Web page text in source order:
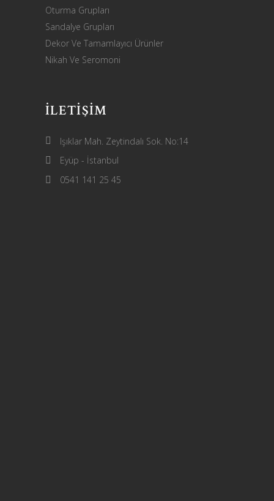
Oturma Grupları
Sandalye Grupları
Dekor Ve Tamamlayıcı Ürünler
Nikah Ve Seromoni
İLETIŞIM
Işıklar Mah. Zeytindalı Sok. No:14
Eyüp - İstanbul
0541 141 25 45